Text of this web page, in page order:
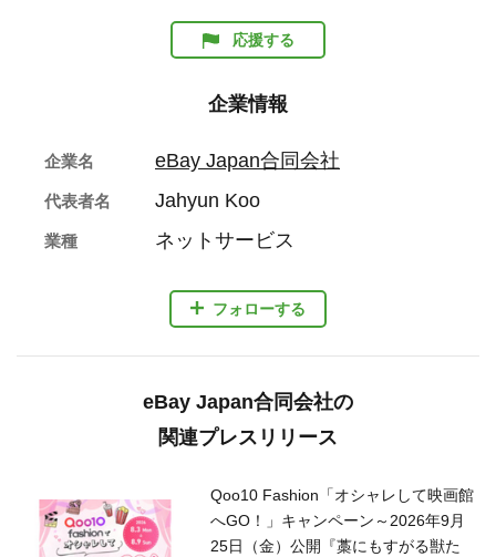
応援する
企業情報
フォローする
企業名 eBay Japan合同会社
代表者名 Jahyun Koo
業種 ネットサービス
eBay Japan合同会社の
関連プレスリリース
Qoo10 Fashion「オシャレして映画館
へGO！」キャンペーン～2026年9月
25日（金）公開『藁にもすがる獣た